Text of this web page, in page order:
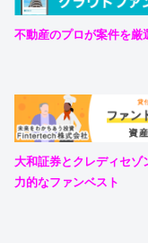
不動産のプロが案件を
大和証券とクレディセ
力的なファンベスト